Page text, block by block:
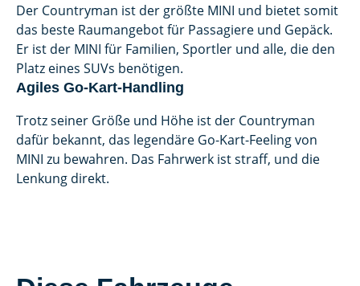
Der Countryman ist der größte MINI und bietet somit
das beste Raumangebot für Passagiere und Gepäck.
Er ist der MINI für Familien, Sportler und alle, die den
Platz eines SUVs benötigen.
Agiles Go-Kart-Handling
Trotz seiner Größe und Höhe ist der Countryman
dafür bekannt, das legendäre Go-Kart-Feeling von
MINI zu bewahren. Das Fahrwerk ist straff, und die
Lenkung direkt.